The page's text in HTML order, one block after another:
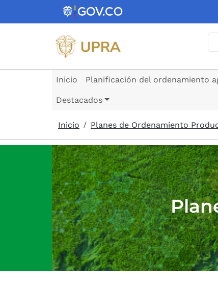
Pasar al contenido principal
Inicio Planificación del ordenamiento
Destacados
Inicio Planes de Ordenamiento